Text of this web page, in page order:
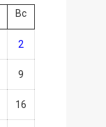
Вс
2
9
16